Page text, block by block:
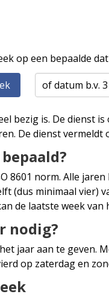
op een bepaalde
bezig is. De dienst
De dienst
8601 norm. Alle
(dus minimaal vier)
de laatste week
nodig?
jaar aan te geven.
op zaterdag en